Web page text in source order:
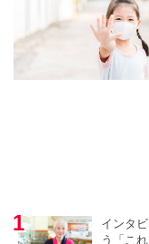
インタ
う「こ